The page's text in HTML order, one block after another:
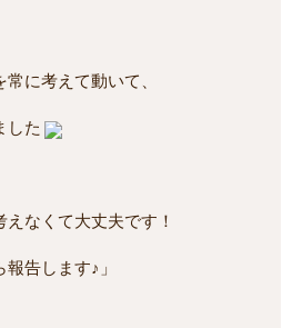
に考えて動いて、
した
えなくて大丈夫です！
告します♪」